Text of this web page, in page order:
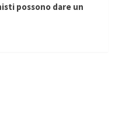
possono dare un